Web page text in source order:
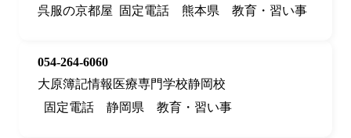
呉服の京都屋
固定電話 熊本県 教育・習い事
054-264-6060
大原簿記情報医療専門学校静岡校
固定電話
静岡県 教育・習い事